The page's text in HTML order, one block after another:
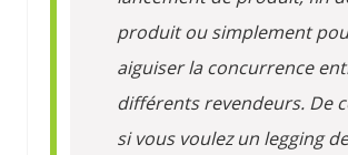
produit ou simplement
aiguiser la concurrence
différents revendeurs. De
si vous voulez un legging